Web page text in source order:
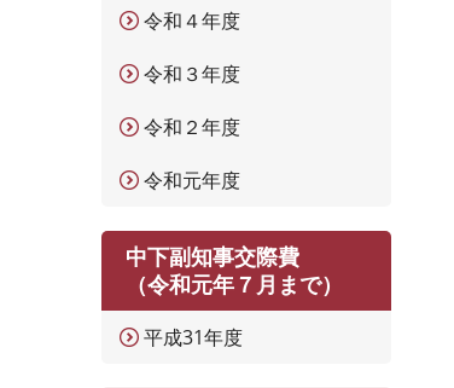
令和４年度
令和３年度
令和２年度
令和元年度
中下副知事交際費
（令和元年７月まで）
平成31年度